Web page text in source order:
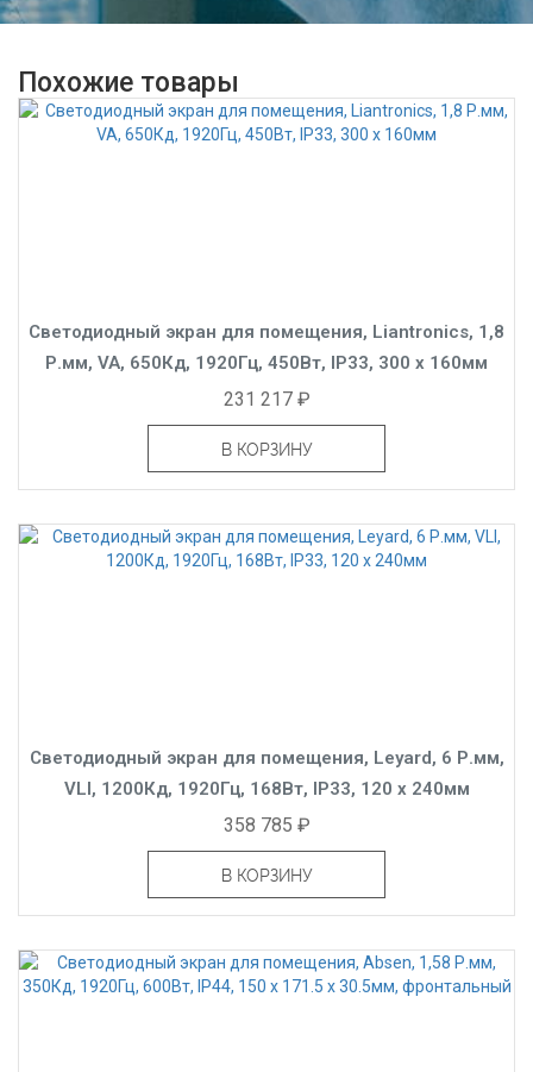
Похожие товары
Светодиодный экран для помещения, Liantronics, 1,8
Р.мм, VA, 650Кд, 1920Гц, 450Вт, IP33, 300 x 160мм
231 217 ₽
В КОРЗИНУ
Светодиодный экран для помещения, Leyard, 6 Р.мм,
VLI, 1200Кд, 1920Гц, 168Вт, IP33, 120 x 240мм
358 785 ₽
В КОРЗИНУ